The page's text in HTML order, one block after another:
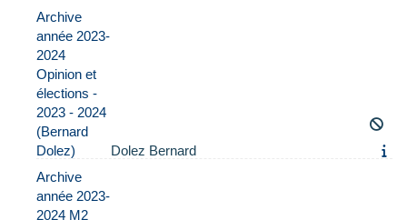
Archive
année 2023-
2024
Opinion et
élections -
2023 - 2024
(Bernard
Dolez)
Dolez Bernard
Archive
année 2023-
2024 M2